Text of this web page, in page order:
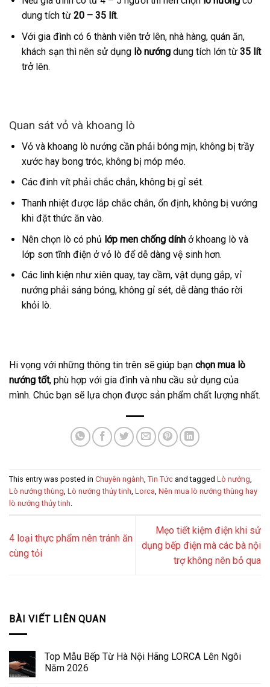
dung tích từ 20 – 35 lít.
Với gia đình có 6 thành viên trở lên, nhà hàng, quán ăn,
khách sạn thì nên sử dụng lò nướngdung tích lớn từ 35 lít
trở lên.
Quan sát vỏ và khoang lò
Vỏ và khoang lò nướng cần phải bóng mịn, không bị trầy
xước hay bong tróc, không bị móp méo.
Các đinh vít phải chắc chắn, không bị gỉ sét.
Thanh nhiệt được lắp chắc chắn, ổn định, không bị vướng
khi đặt thức ăn vào.
Nên chọn lò có phủ lớp men chống dínhở khoang lò và
lớp sơn tĩnh điện ở vỏ lò để dễ dàng vệ sinh hơn.
Các linh kiện như xiên quay, tay cầm, vật dụng gắp, vỉ
nướng phải sáng bóng, không gỉ sét, dễ dàng tháo rời
khỏi lò.
Hi vọng với những thông tin trên sẽ giúp bạn chọn mua lò
nướng tốt, phù hợp với gia đình và nhu cầu sử dụng của
mình. Chúc bạn sẽ lựa chọn được sản phẩm chất lượng nhất.
This entry was posted in Chuyên ngành, Tin Tức and tagged Lò nướng,
Lò nướng thùng, Lò nướng thủy tinh, Lorca, Nên mua lò nướng thùng hay
lò nướng thủy tinh.
4 loại thực phẩm nên tránh ăn
cùng tỏi
Mẹo tiết kiệm điện khi sử
dụng bếp điện mà các bà nội
trợ không nên bỏ qua
BÀI VIẾT LIÊN QUAN
Top Mẫu Bếp Từ Hà Nội Hãng LORCA Lên Ngôi
Năm 2026